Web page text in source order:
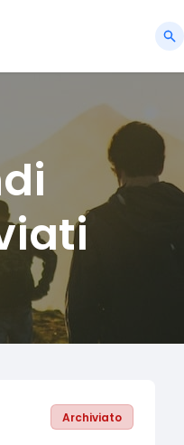
Archiviato